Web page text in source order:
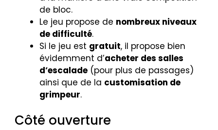
de bloc.
Le jeu propose de nombreux niveaux
de difficulté.
Si le jeu est gratuit, il propose bien
évidemment d’acheter des salles
d’escalade (pour plus de passages)
ainsi que de la customisation de
grimpeur.
Côté ouverture